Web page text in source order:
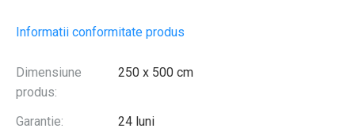
Informatii conformitate produs
Dimensiune
produs:
250 x 500 cm
Garantie: 24 luni